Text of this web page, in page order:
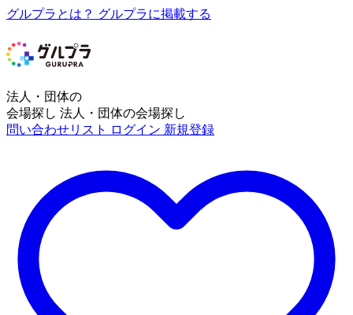
グルプラとは？ グルプラに掲載する
法人・団体の
会場探し 法人・団体の会場探し
問い合わせリスト
ログイン 新規登録